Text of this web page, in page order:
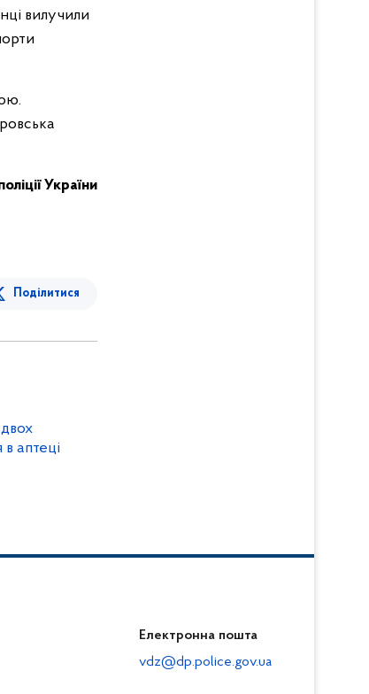
вилучили
України
Поділитися
аптеці
Електронна пошта
vdz@dp.police.gov.ua